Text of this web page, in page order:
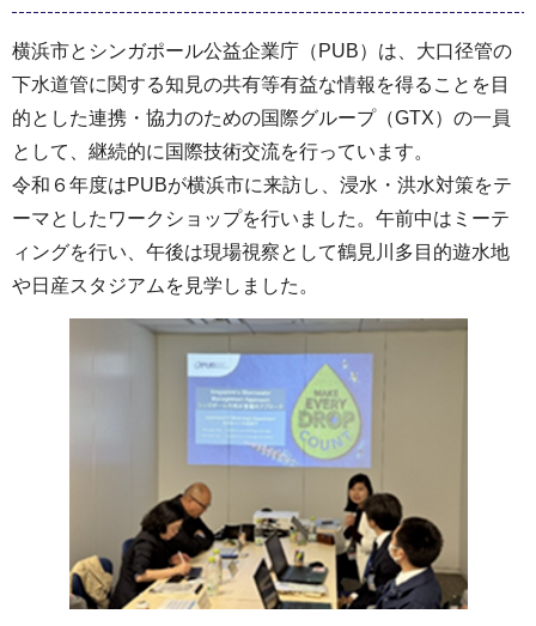
横浜市とシンガポール公益企業庁（PUB）は、大口径管の
下水道管に関する知見の共有等有益な情報を得ることを目
的とした連携・協力のための国際グループ（GTX）の一員
として、継続的に国際技術交流を行っています。
令和６年度はPUBが横浜市に来訪し、浸水・洪水対策をテ
ーマとしたワークショップを行いました。午前中はミーテ
ィングを行い、午後は現場視察として鶴見川多目的遊水地
や日産スタジアムを見学しました。